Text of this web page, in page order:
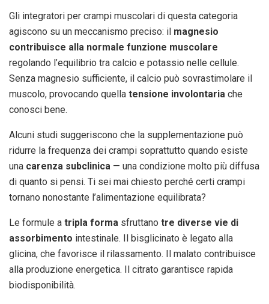
Gli integratori per crampi muscolari di questa categoria
agiscono su un meccanismo preciso: il magnesio
contribuisce alla normale funzione muscolare
regolando l’equilibrio tra calcio e potassio nelle cellule.
Senza magnesio sufficiente, il calcio può sovrastimolare il
muscolo, provocando quella tensione involontaria che
conosci bene.
Alcuni studi suggeriscono che la supplementazione può
ridurre la frequenza dei crampi soprattutto quando esiste
una carenza subclinica — una condizione molto più diffusa
di quanto si pensi. Ti sei mai chiesto perché certi crampi
tornano nonostante l’alimentazione equilibrata?
Le formule a tripla forma sfruttano tre diverse vie di
assorbimento intestinale. Il bisglicinato è legato alla
glicina, che favorisce il rilassamento. Il malato contribuisce
alla produzione energetica. Il citrato garantisce rapida
biodisponibilità.